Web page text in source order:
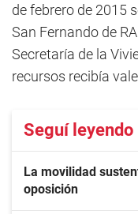
de febrero de 2015
San Fernando de
Secretaría de la
recursos recibía
Seguí leyendo
La movilidad
oposición